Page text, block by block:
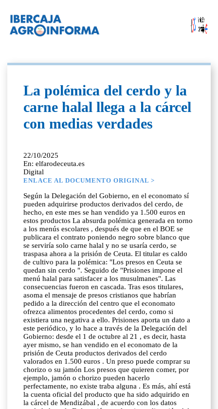
La polémica del cerdo y la
carne halal llega a la cárcel
con medias verdades
22/10/2025
En: elfarodeceuta.es
Digital
ENLACE AL DOCUMENTO ORIGINAL >
Según la Delegación del Gobierno, en el economato sí
pueden adquirirse productos derivados del cerdo, de
hecho, en este mes se han vendido ya 1.500 euros en
estos productos La absurda polémica generada en torno
a los menús escolares , después de que en el BOE se
publicara el contrato poniendo negro sobre blanco que
se serviría solo carne halal y no se usaría cerdo, se
traspasa ahora a la prisión de Ceuta. El titular es caldo
de cultivo para la polémica: "Los presos en Ceuta se
quedan sin cerdo ". Seguido de "Prisiones impone el
menú halal para satisfacer a los musulmanes". Las
consecuencias fueron en cascada. Tras esos titulares,
asoma el mensaje de presos cristianos que habrían
pedido a la dirección del centro que el economato
ofrezca alimentos procedentes del cerdo, como si
existiera una negativa a ello. Prisiones aporta un dato a
este periódico, y lo hace a través de la Delegación del
Gobierno: desde el 1 de octubre al 21 , es decir, hasta
ayer mismo, se han vendido en el economato de la
prisión de Ceuta productos derivados del cerdo
valorados en 1.500 euros . Un preso puede comprar su
chorizo o su jamón Los presos que quieren comer, por
ejemplo, jamón o chorizo pueden hacerlo
perfectamente, no existe traba alguna . Es más, ahí está
la cuenta oficial del producto que ha sido adquirido en
la cárcel de Mendizábal , de acuerdo con los datos